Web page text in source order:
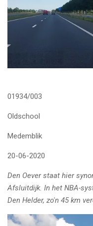
01934/003
Oldschool
Medemblik
20-06-2020
Den Oever staat hier
Afsluitdijk. In het NBA-
Den Helder, zo'n 45 km